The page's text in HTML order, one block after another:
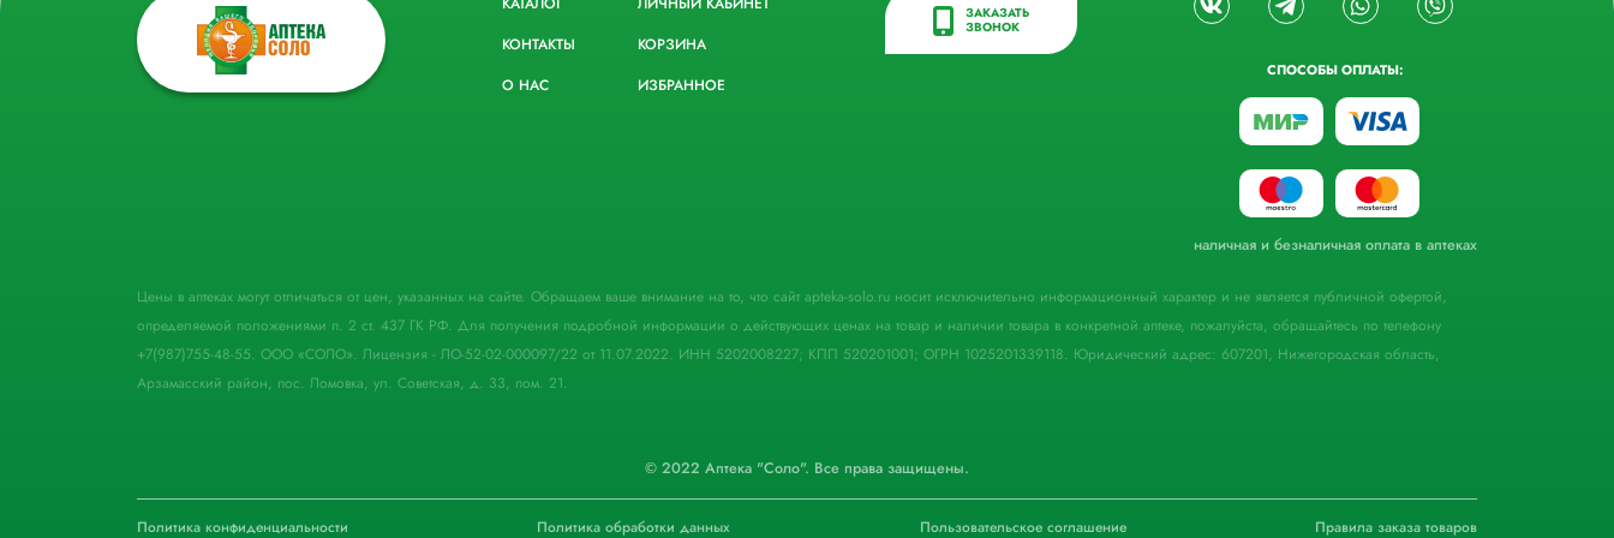
КОНТАКТЫ
О НАС
КОРЗИНА
ИЗБРАННОЕ
ЗАКАЗАТЬ
ЗВОНОК
СПОСОБЫ ОПЛАТЫ:
наличная и безналичная оплата в аптеках
Цены в аптеках могут отличаться от цен, указанных на сайте. Обращаем ваше внимание на то, что сайт apteka-solo.ru носит исключительно информационный характер и не является публичной офертой,
определяемой положениями п. 2 ст. 437 ГК РФ. Для получения подробной информации о действующих ценах на товар и наличии товара в конкретной аптеке, пожалуйста, обращайтесь по телефону
+7(987)755-48-55. ООО «СОЛО». Лицензия - ЛО-52-02-000097/22 от 11.07.2022. ИНН 5202008227; КПП 520201001; ОГРН 1025201339118. Юридический адрес: 607201, Нижегородская область,
Арзамасский район, пос. Ломовка, ул. Советская, д. 33, пом. 21.
© 2022 Аптека "Соло". Все права защищены.
Политика конфиденциальности Политика обработки данных Пользовательское соглашение Правила заказа товаров